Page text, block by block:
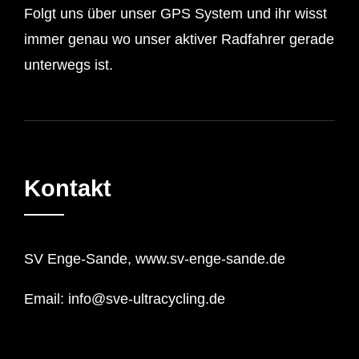
Folgt uns über unser GPS System und ihr wisst
immer genau wo unser aktiver Radfahrer gerade
unterwegs ist.
Kontakt
SV Enge-Sande, www.sv-enge-sande.de
Email: info@sve-ultracycling.de